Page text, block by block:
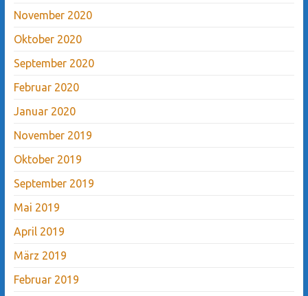
November 2020
Oktober 2020
September 2020
Februar 2020
Januar 2020
November 2019
Oktober 2019
September 2019
Mai 2019
April 2019
März 2019
Februar 2019